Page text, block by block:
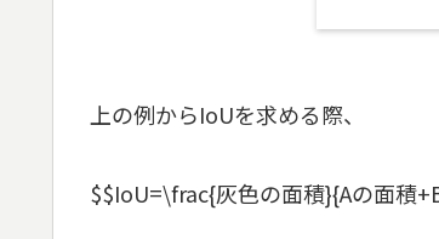
上の例からIoUを求める際、
$$IoU=\frac{灰色の面積}{Aの面積